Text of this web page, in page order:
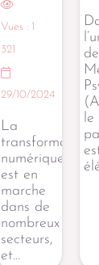
Vues : 1
321
29/10/2024
La
transformation
numérique
est en
marche
dans de
nombreux
secteurs,
et…
le